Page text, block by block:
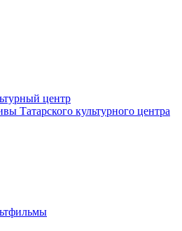
центр
Татарского культурного центра